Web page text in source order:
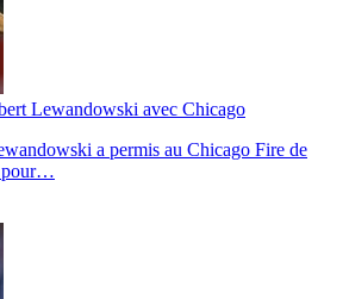
Lewandowski avec Chicago
a permis au Chicago Fire de
pour…